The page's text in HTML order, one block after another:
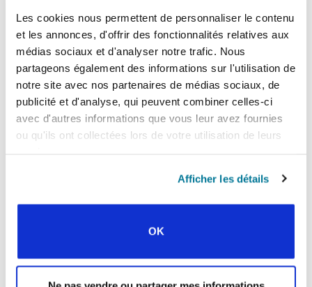
Les cookies nous permettent de personnaliser le contenu
et les annonces, d'offrir des fonctionnalités relatives aux
médias sociaux et d'analyser notre trafic. Nous
partageons également des informations sur l'utilisation de
notre site avec nos partenaires de médias sociaux, de
publicité et d'analyse, qui peuvent combiner celles-ci
avec d'autres informations que vous leur avez fournies
ou qu'ils ont collectées lors de votre utilisation de leurs
Afficher les détails
OK
Partager: FacebookWhatsApp
Email LinkedInTeams
« Histoire précédente
Toutes les histoires de Prayerline
Histoire suivante »
INSCRIVEZ-VOUS À PRAYERLINE
Prénom:
Nom: